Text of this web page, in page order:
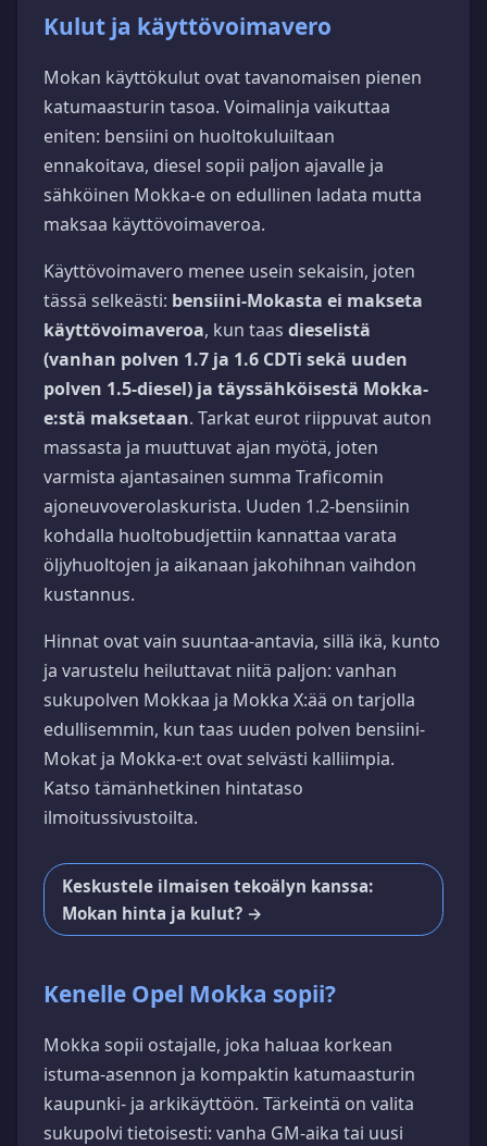
Kulut ja käyttövoimavero
Mokan käyttökulut ovat tavanomaisen pienen
katumaasturin tasoa. Voimalinja vaikuttaa
eniten: bensiini on huoltokuluiltaan
ennakoitava, diesel sopii paljon ajavalle ja
sähköinen Mokka-e on edullinen ladata mutta
maksaa käyttövoimaveroa.
Käyttövoimavero menee usein sekaisin, joten
tässä selkeästi: bensiini-Mokasta ei makseta
käyttövoimaveroa, kun taas dieselistä
(vanhan polven 1.7 ja 1.6 CDTi sekä uuden
polven 1.5-diesel) ja täyssähköisestä Mokka-
e:stä maksetaan. Tarkat eurot riippuvat auton
massasta ja muuttuvat ajan myötä, joten
varmista ajantasainen summa Traficomin
ajoneuvoverolaskurista. Uuden 1.2-bensiinin
kohdalla huoltobudjettiin kannattaa varata
öljyhuoltojen ja aikanaan jakohihnan vaihdon
kustannus.
Hinnat ovat vain suuntaa-antavia, sillä ikä, kunto
ja varustelu heiluttavat niitä paljon: vanhan
sukupolven Mokkaa ja Mokka X:ää on tarjolla
edullisemmin, kun taas uuden polven bensiini-
Mokat ja Mokka-e:t ovat selvästi kalliimpia.
Katso tämänhetkinen hintataso
ilmoitussivustoilta.
Keskustele ilmaisen tekoälyn kanssa:
Mokan hinta ja kulut? →
Kenelle Opel Mokka sopii?
Mokka sopii ostajalle, joka haluaa korkean
istuma-asennon ja kompaktin katumaasturin
kaupunki- ja arkikäyttöön. Tärkeintä on valita
sukupolvi tietoisesti: vanha GM-aika tai uusi